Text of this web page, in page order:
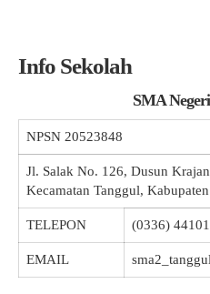
Info Sekolah
SMA
NPSN 20523848
Jl. Salak No. 126, Dusun
Kecamatan Tanggul,
TELEPON (0336)
EMAIL